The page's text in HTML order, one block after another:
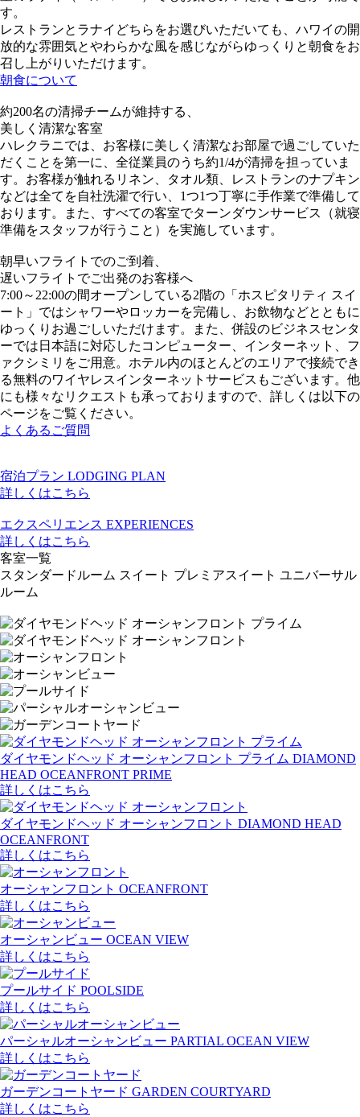
す。
レストランとラナイどちらをお選びいただいても、ハワイの開
放的な雰囲気とやわらかな風を感じながらゆっくりと朝食をお
召し上がりいただけます。
朝食について
約200名の清掃チームが維持する、
美しく清潔な客室
ハレクラニでは、お客様に美しく清潔なお部屋で過ごしていた
だくことを第一に、全従業員のうち約1/4が清掃を担っていま
す。お客様が触れるリネン、タオル類、レストランのナプキン
などは全てを自社洗濯で行い、1つ1つ丁寧に手作業で準備して
おります。また、すべての客室でターンダウンサービス（就寝
準備をスタッフが行うこと）を実施しています。
朝早いフライトでのご到着、
遅いフライトでご出発のお客様へ
7:00～22:00の間オープンしている2階の「ホスピタリティ スイ
ート」ではシャワーやロッカーを完備し、お飲物などとともに
ゆっくりお過ごしいただけます。また、併設のビジネスセンタ
ーでは日本語に対応したコンピューター、インターネット、フ
ァクシミリをご用意。ホテル内のほとんどのエリアで接続でき
る無料のワイヤレスインターネットサービスもございます。他
にも様々なリクエストも承っておりますので、詳しくは以下の
ページをご覧ください。
よくあるご質問
宿泊プラン LODGING PLAN
詳しくはこちら
エクスペリエンス EXPERIENCES
詳しくはこちら
客室一覧
スタンダードルーム スイート プレミアスイート ユニバーサル
ルーム
ダイヤモンドヘッド オーシャンフロント プライム DIAMOND
HEAD OCEANFRONT PRIME
詳しくはこちら
ダイヤモンドヘッド オーシャンフロント DIAMOND HEAD
OCEANFRONT
詳しくはこちら
オーシャンフロント OCEANFRONT
詳しくはこちら
オーシャンビュー OCEAN VIEW
詳しくはこちら
プールサイド POOLSIDE
詳しくはこちら
パーシャルオーシャンビュー PARTIAL OCEAN VIEW
詳しくはこちら
ガーデンコートヤード GARDEN COURTYARD
詳しくはこちら